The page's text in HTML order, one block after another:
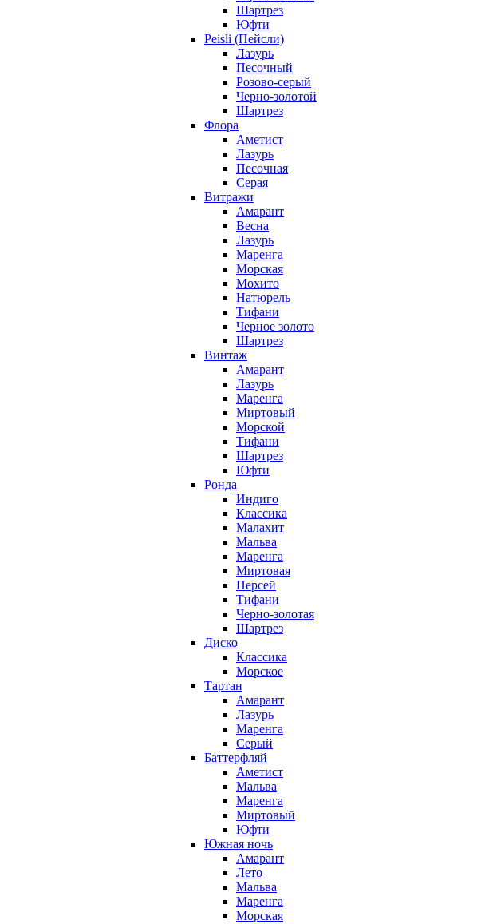
Шартрез
Юфти
Peisli (Пейсли)
Лазурь
Песочный
Розово-серый
Черно-золотой
Шартрез
Флора
Аметист
Лазурь
Песочная
Серая
Витражи
Амарант
Весна
Лазурь
Маренга
Морская
Мохито
Натюрель
Тифани
Черное золото
Шартрез
Винтаж
Амарант
Лазурь
Маренга
Миртовый
Морской
Тифани
Шартрез
Юфти
Ронда
Индиго
Классика
Малахит
Мальва
Маренга
Миртовая
Персей
Тифани
Черно-золотая
Шартрез
Диско
Классика
Морское
Тартан
Амарант
Лазурь
Маренга
Серый
Баттерфляй
Аметист
Мальва
Маренга
Миртовый
Юфти
Южная ночь
Амарант
Лето
Мальва
Маренга
Морская